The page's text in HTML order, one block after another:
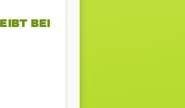
BEI